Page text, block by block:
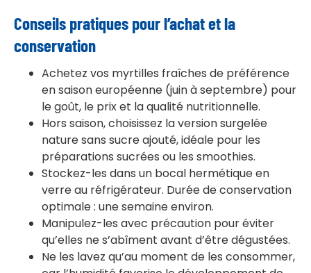
Conseils pratiques pour l’achat et la
conservation
Achetez vos myrtilles fraîches de préférence
en saison européenne (juin à septembre) pour
le goût, le prix et la qualité nutritionnelle.
Hors saison, choisissez la version surgelée
nature sans sucre ajouté, idéale pour les
préparations sucrées ou les smoothies.
Stockez-les dans un bocal hermétique en
verre au réfrigérateur. Durée de conservation
optimale : une semaine environ.
Manipulez-les avec précaution pour éviter
qu’elles ne s’abîment avant d’être dégustées.
Ne les lavez qu’au moment de les consommer,